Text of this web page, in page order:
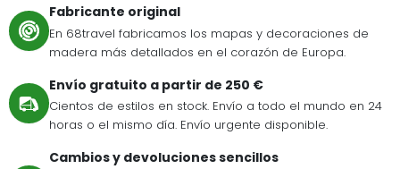
Fabricante original
En 68travel fabricamos los mapas y decoraciones de
madera más detallados en el corazón de Europa.
Envío gratuito a partir de 250 €
Cientos de estilos en stock. Envío a todo el mundo en 24
horas o el mismo día. Envío urgente disponible.
Cambios y devoluciones sencillos